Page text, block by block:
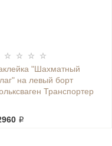
"Шахматный
на левый борт
Транспортер
₽